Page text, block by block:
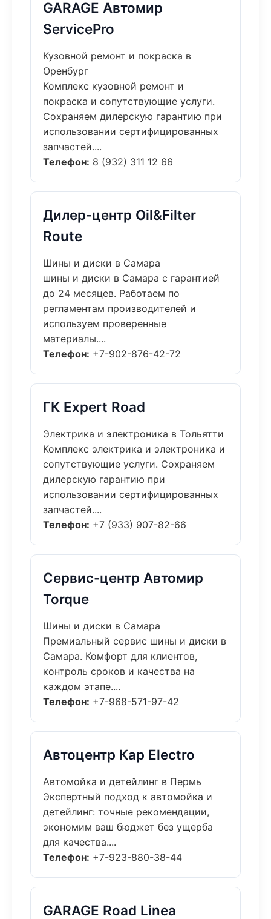
GARAGE Автомир
ServicePro
Кузовной ремонт и покраска в
Оренбург
Комплекс кузовной ремонт и
покраска и сопутствующие услуги.
Сохраняем дилерскую гарантию при
использовании сертифицированных
запчастей....
Телефон: 8 (932) 311 12 66
Дилер-центр Oil&Filter
Route
Шины и диски в Самара
шины и диски в Самара с гарантией
до 24 месяцев. Работаем по
регламентам производителей и
используем проверенные
материалы....
Телефон: +7-902-876-42-72
ГК Expert Road
Электрика и электроника в Тольятти
Комплекс электрика и электроника и
сопутствующие услуги. Сохраняем
дилерскую гарантию при
использовании сертифицированных
запчастей....
Телефон: +7 (933) 907-82-66
Сервис-центр Автомир
Torque
Шины и диски в Самара
Премиальный сервис шины и диски в
Самара. Комфорт для клиентов,
контроль сроков и качества на
каждом этапе....
Телефон: +7-968-571-97-42
Автоцентр Кар Electro
Автомойка и детейлинг в Пермь
Экспертный подход к автомойка и
детейлинг: точные рекомендации,
экономим ваш бюджет без ущерба
для качества....
Телефон: +7-923-880-38-44
GARAGE Road Linea